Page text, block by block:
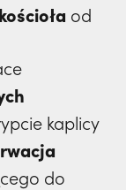
od
kaplicy
do